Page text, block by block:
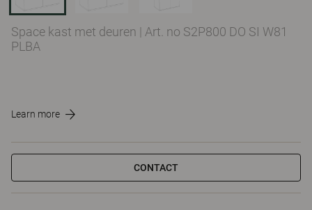
Space kast met deuren | Art. no S2P800 DO SI W81
PLBA
Learn more
CONTACT